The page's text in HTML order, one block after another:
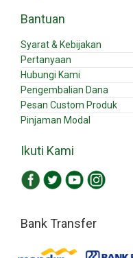
Bantuan
Syarat & Kebijakan
Pertanyaan
Hubungi Kami
Pengembalian Dana
Pesan Custom Produk
Pinjaman Modal
Ikuti Kami
Bank Transfer